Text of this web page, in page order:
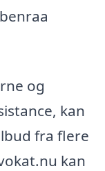
og
kan
fra flere
kan